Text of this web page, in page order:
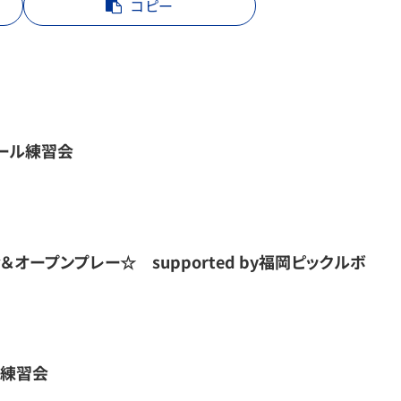
コピー
ル練習会
オープンプレー☆ supported by福岡ピックルボ
習会